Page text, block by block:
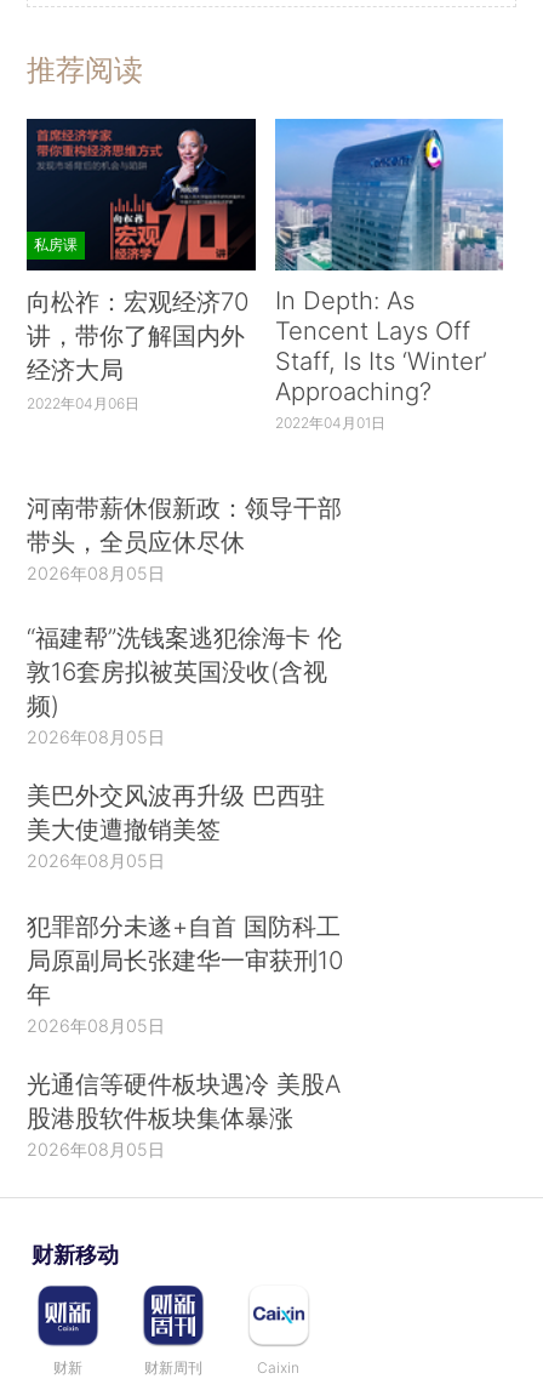
推荐阅读
私房课
向松祚：宏观经济70
讲，带你了解国内外
经济大局
2022年04月06日
In Depth: As
Tencent Lays Off
Staff, Is Its ‘Winter’
Approaching?
2022年04月01日
河南带薪休假新政：领导干部
带头，全员应休尽休
2026年08月05日
“福建帮”洗钱案逃犯徐海卡 伦
敦16套房拟被英国没收(含视
频)
2026年08月05日
美巴外交风波再升级 巴西驻
美大使遭撤销美签
2026年08月05日
犯罪部分未遂+自首 国防科工
局原副局长张建华一审获刑10
年
2026年08月05日
光通信等硬件板块遇冷 美股A
股港股软件板块集体暴涨
2026年08月05日
财新移动
财新 财新周刊 Caixin